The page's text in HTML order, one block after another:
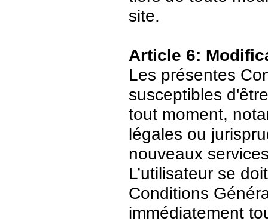
site.
Article 6:
Les présentes
susceptibles
tout moment,
légales ou
nouveaux
L’utilisateur se
Conditions
immédiatement